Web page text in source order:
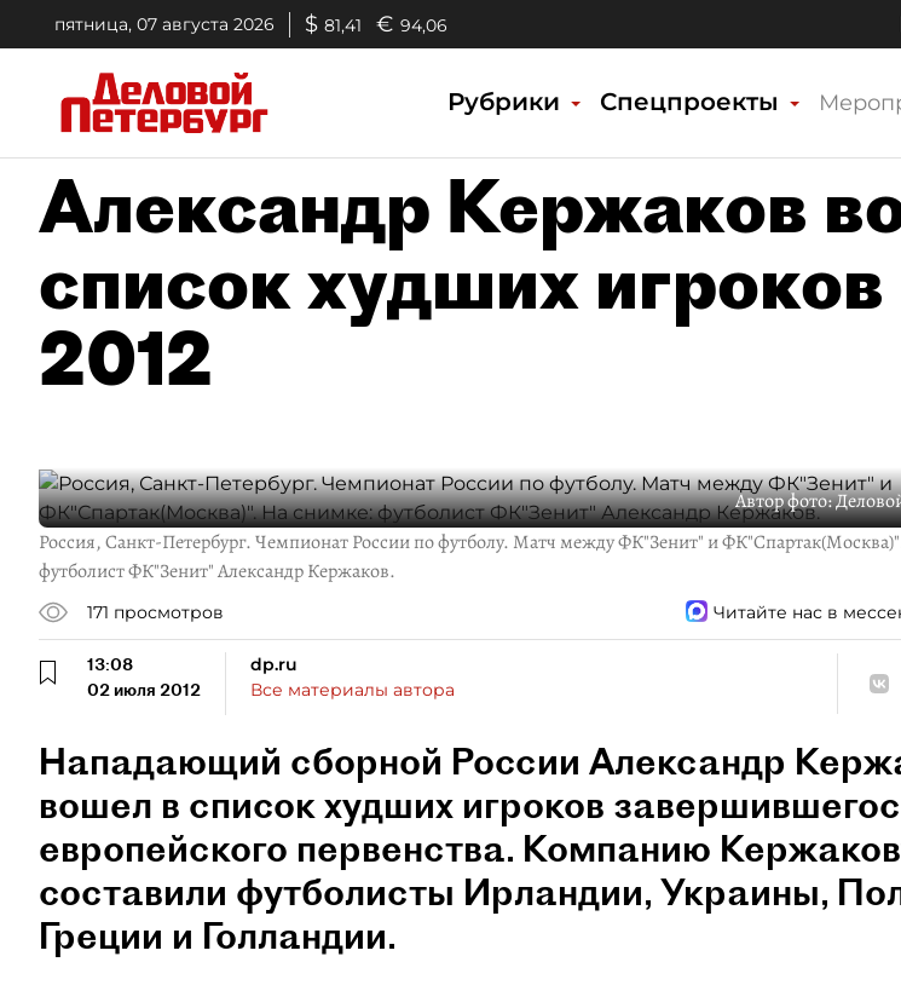
пятница, 07 августа 2026 $ 81,41 € 94,06
Рубрики Спецпроекты
Александр Кержаков
список худших
2012
Автор фото:
Россия, Санкт-Петербург. Чемпионат России по футболу. Матч между ФК"Зенит" и
футболист ФК"Зенит" Александр Кержаков.
171 просмотров Читайте нас в
13:08
02 июля 2012
dp.ru
Все материалы автора
Нападающий сборной России Александр
вошел в список худших игроков
европейского первенства. Компанию
составили футболисты Ирландии, Украины,
Греции и Голландии.